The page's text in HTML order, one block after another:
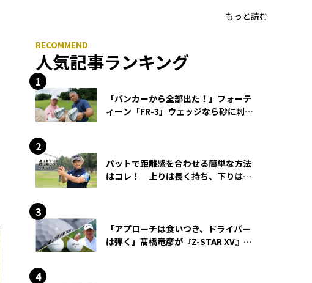
もっと読む
人気記事ランキング
「バンカーから全部出た！」フォーテ
ィーン「FR-3」ウェッジなら砂に刺さ
パットで距離感を合わせる簡単な方法
はコレ！ 上りは長く持ち、下りは短
「アプローチは食いつき、ドライバー
は弾く」髙橋竜彦が『Z-STAR XV』を